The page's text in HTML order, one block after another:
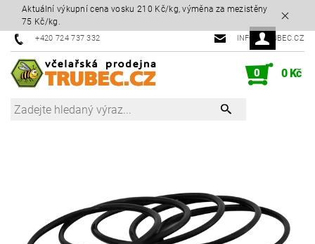
Aktuální výkupní cena vosku 210 Kč/kg, výměna za mezistěny
75 Kč/kg.
+420 724 737 332 INFO@TRUBEC.CZ
0 0 Kč